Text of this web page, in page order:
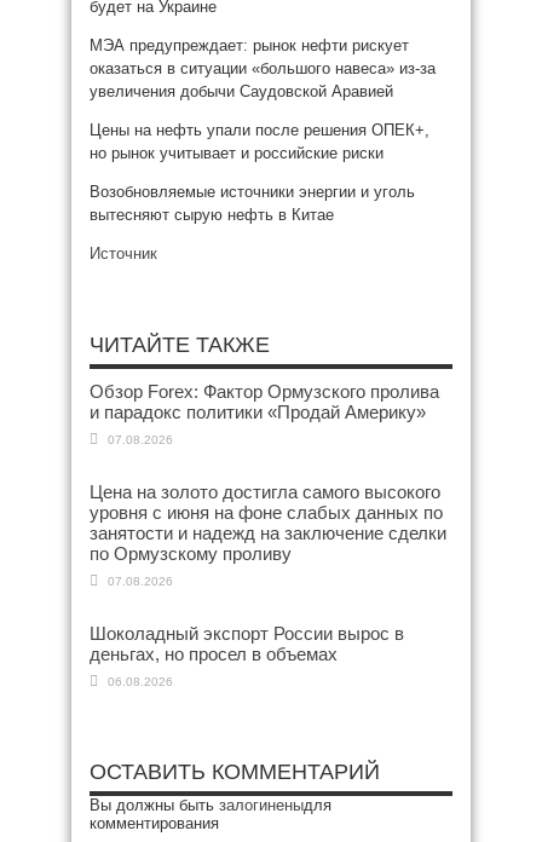
будет на Украине
МЭА предупреждает: рынок нефти рискует
оказаться в ситуации «большого навеса» из-за
увеличения добычи Саудовской Аравией
Цены на нефть упали после решения ОПЕК+,
но рынок учитывает и российские риски
Возобновляемые источники энергии и уголь
вытесняют сырую нефть в Китае
Источник
ЧИТАЙТЕ ТАКЖЕ
Обзор Forex: Фактор Ормузского пролива
и парадокс политики «Продай Америку»
07.08.2026
Цена на золото достигла самого высокого
уровня с июня на фоне слабых данных по
занятости и надежд на заключение сделки
по Ормузскому проливу
07.08.2026
Шоколадный экспорт России вырос в
деньгах, но просел в объемах
06.08.2026
ОСТАВИТЬ КОММЕНТАРИЙ
Вы должны быть залогиненыдля
комментирования